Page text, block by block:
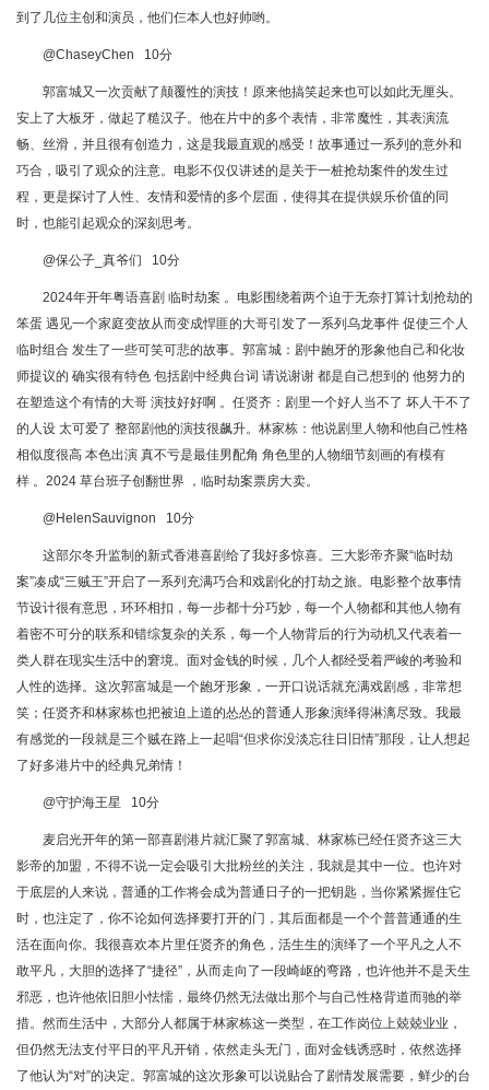
到了几位主创和演员，他们仨本人也好帅哟。
@ChaseyChen 10分
郭富城又一次贡献了颠覆性的演技！原来他搞笑起来也可以如此无厘头。
安上了大板牙，做起了糙汉子。他在片中的多个表情，非常魔性，其表演流
畅、丝滑，并且很有创造力，这是我最直观的感受！故事通过一系列的意外和
巧合，吸引了观众的注意。电影不仅仅讲述的是关于一桩抢劫案件的发生过
程，更是探讨了人性、友情和爱情的多个层面，使得其在提供娱乐价值的同
时，也能引起观众的深刻思考。
@保公子_真爷们 10分
2024年开年粤语喜剧 临时劫案 。电影围绕着两个迫于无奈打算计划抢劫的
笨蛋 遇见一个家庭变故从而变成悍匪的大哥引发了一系列乌龙事件 促使三个人
临时组合 发生了一些可笑可悲的故事。郭富城：剧中龅牙的形象他自己和化妆
师提议的 确实很有特色 包括剧中经典台词 请说谢谢 都是自己想到的 他努力的
在塑造这个有情的大哥 演技好好啊 。任贤齐：剧里一个好人当不了 坏人干不了
的人设 太可爱了 整部剧他的演技很飙升。林家栋：他说剧里人物和他自己性格
相似度很高 本色出演 真不亏是最佳男配角 角色里的人物细节刻画的有模有
样 。2024 草台班子创翻世界 ，临时劫案票房大卖。
@HelenSauvignon 10分
这部尔冬升监制的新式香港喜剧给了我好多惊喜。三大影帝齐聚“临时劫
案”凑成“三贼王”开启了一系列充满巧合和戏剧化的打劫之旅。电影整个故事情
节设计很有意思，环环相扣，每一步都十分巧妙，每一个人物都和其他人物有
着密不可分的联系和错综复杂的关系，每一个人物背后的行为动机又代表着一
类人群在现实生活中的窘境。面对金钱的时候，几个人都经受着严峻的考验和
人性的选择。这次郭富城是一个龅牙形象，一开口说话就充满戏剧感，非常想
笑；任贤齐和林家栋也把被迫上道的怂怂的普通人形象演绎得淋漓尽致。我最
有感觉的一段就是三个贼在路上一起唱“但求你没淡忘往日旧情”那段，让人想起
了好多港片中的经典兄弟情！
@守护海王星 10分
麦启光开年的第一部喜剧港片就汇聚了郭富城、林家栋已经任贤齐这三大
影帝的加盟，不得不说一定会吸引大批粉丝的关注，我就是其中一位。也许对
于底层的人来说，普通的工作将会成为普通日子的一把钥匙，当你紧紧握住它
时，也注定了，你不论如何选择要打开的门，其后面都是一个个普普通通的生
活在面向你。我很喜欢本片里任贤齐的角色，活生生的演绎了一个平凡之人不
敢平凡，大胆的选择了“捷径”，从而走向了一段崎岖的弯路，也许他并不是天生
邪恶，也许他依旧胆小怯懦，最终仍然无法做出那个与自己性格背道而驰的举
措。然而生活中，大部分人都属于林家栋这一类型，在工作岗位上兢兢业业，
但仍然无法支付平日的平凡开销，依然走头无门，面对金钱诱惑时，依然选择
了他认为“对”的决定。郭富城的这次形象可以说贴合了剧情发展需要，鲜少的台